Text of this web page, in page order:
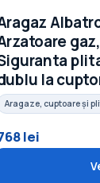
la
Aragaze, cuptoare și
lei